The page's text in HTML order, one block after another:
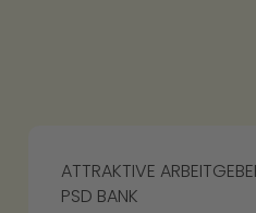
ATTRAKTIVE
PSD BANK